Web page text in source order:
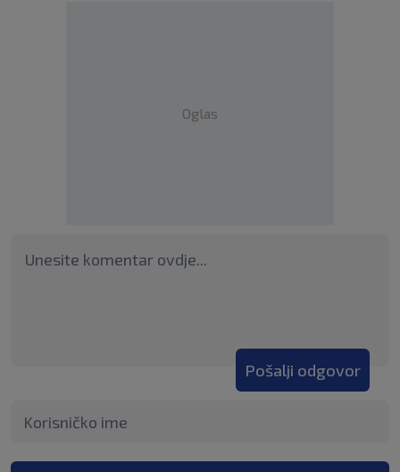
Oglas
Pošalji odgovor